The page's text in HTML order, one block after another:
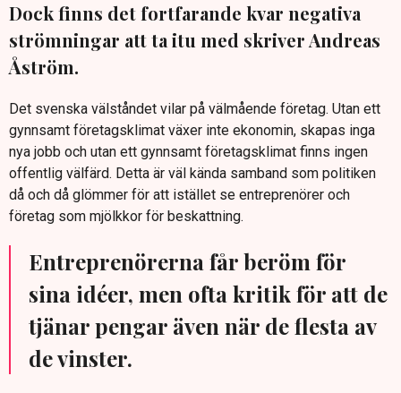
Dock finns det fortfarande kvar negativa
strömningar att ta itu med skriver Andreas
Åström.
Det svenska välståndet vilar på välmående företag. Utan ett
gynnsamt företagsklimat växer inte ekonomin, skapas inga
nya jobb och utan ett gynnsamt företagsklimat finns ingen
offentlig välfärd. Detta är väl kända samband som politiken
då och då glömmer för att istället se entreprenörer och
företag som mjölkkor för beskattning.
Entreprenörerna får beröm för
sina idéer, men ofta kritik för att de
tjänar pengar även när de flesta av
de vinster.